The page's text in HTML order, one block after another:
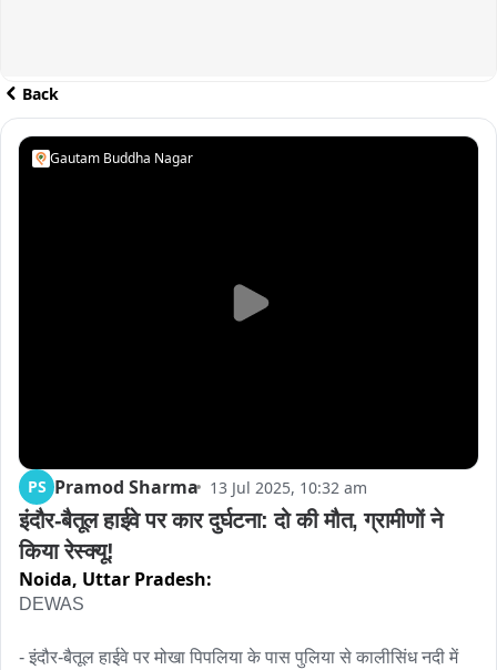
Back
Gautam Buddha Nagar
PS Pramod Sharma 13 Jul 2025, 10:32 am
इंदौर-बैतूल हाईवे पर कार दुर्घटना: दो की मौत, ग्रामीणों ने
किया रेस्क्यू!
Noida, Uttar Pradesh:
DEWAS
- इंदौर-बैतूल हाईवे पर मोखा पिपलिया के पास पुलिया से कालीसिंध नदी में